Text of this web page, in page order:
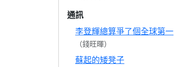
通訊
李登輝總算爭了個全球第一
（錢旺暉）
蘇起的矮凳子